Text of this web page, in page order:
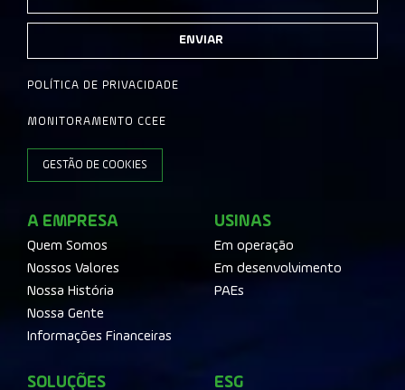
ENVIAR
POLÍTICA DE PRIVACIDADE
MONITORAMENTO CCEE
GESTÃO DE COOKIES
A EMPRESA
Quem Somos
Nossos Valores
Nossa História
Nossa Gente
Informações Financeiras
USINAS
Em operação
Em desenvolvimento
PAEs
SOLUÇÕES ESG